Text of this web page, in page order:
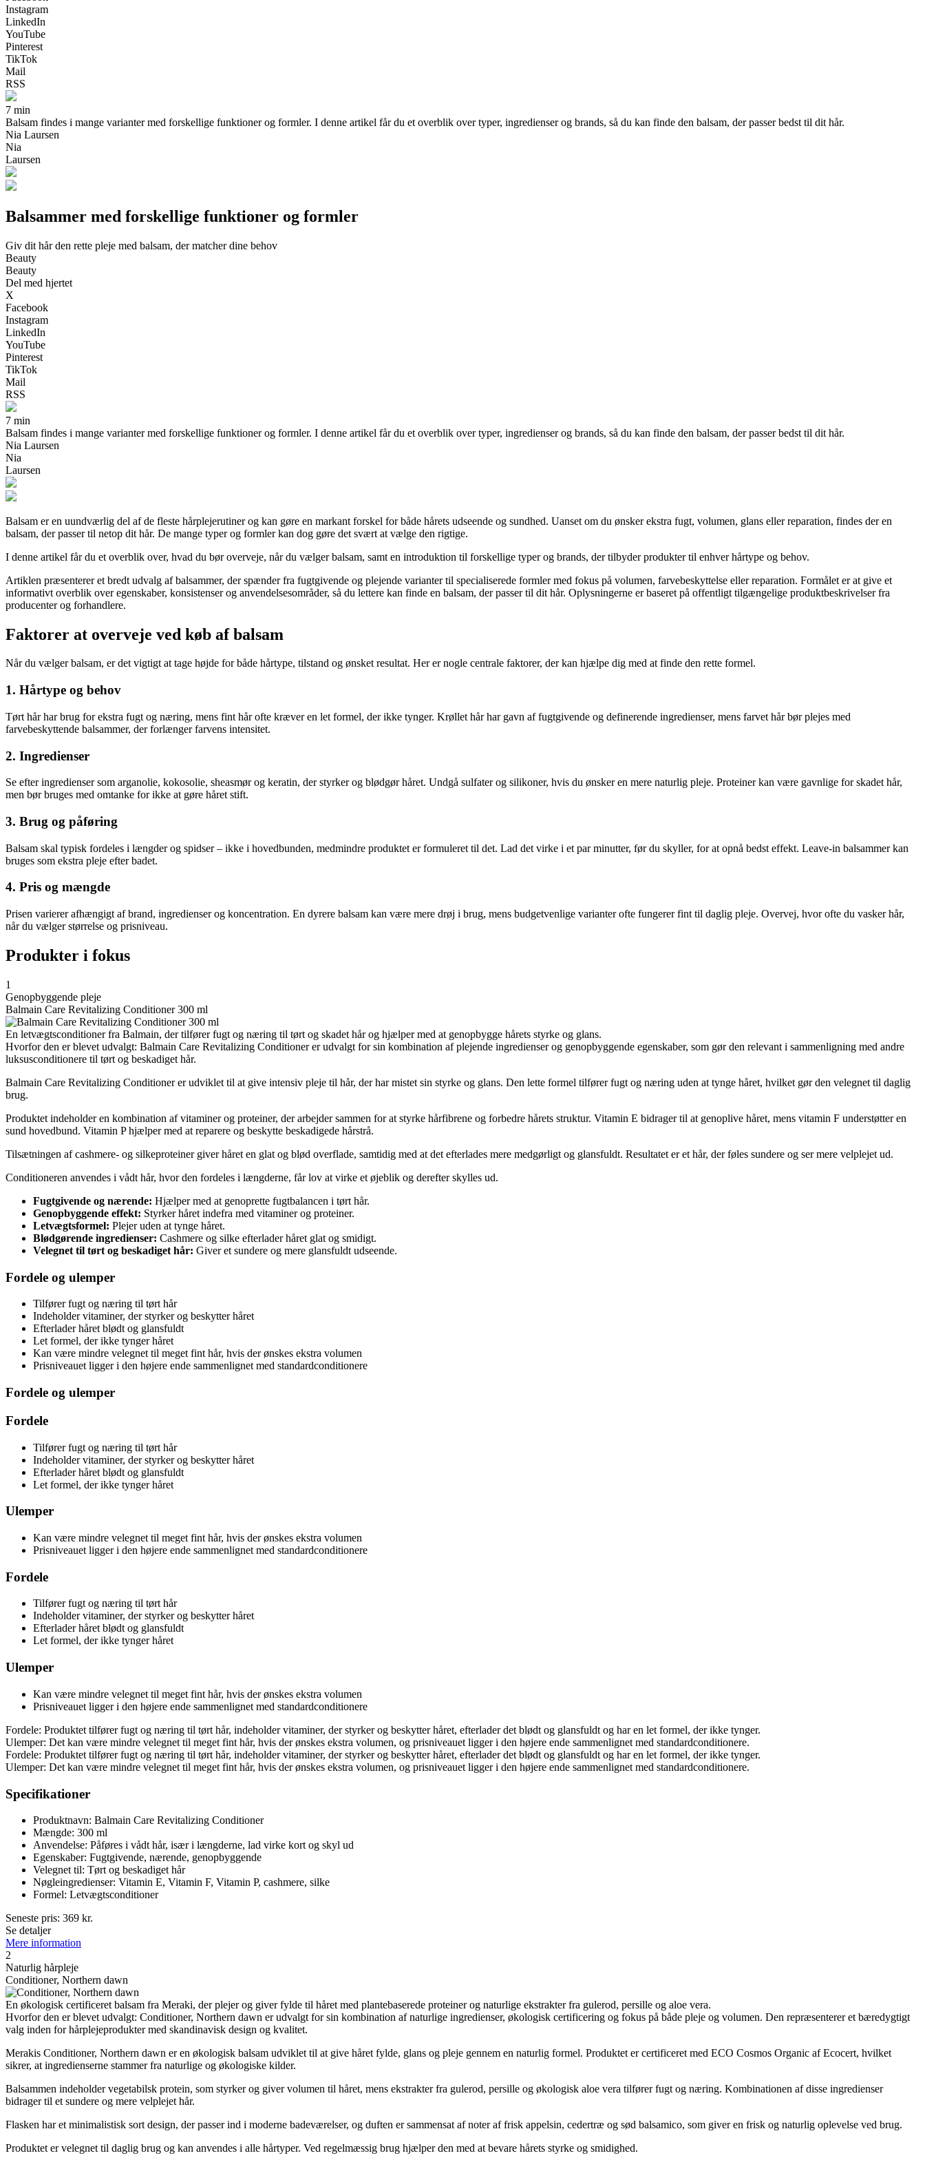
Instagram
LinkedIn
YouTube
Pinterest
TikTok
Mail
RSS
7 min
Balsam findes i mange varianter med forskellige funktioner og formler. I denne artikel får du et overblik over typer, ingredienser og brands, så du kan finde den balsam, der passer bedst til dit hår.
Nia Laursen
Nia
Laursen
Balsammer med forskellige funktioner og formler
Giv dit hår den rette pleje med balsam, der matcher dine behov
Beauty
Beauty
Del med hjertet
X
Facebook
Instagram
LinkedIn
YouTube
Pinterest
TikTok
Mail
RSS
7 min
Balsam findes i mange varianter med forskellige funktioner og formler. I denne artikel får du et overblik over typer, ingredienser og brands, så du kan finde den balsam, der passer bedst til dit hår.
Nia Laursen
Nia
Laursen
Balsam er en uundværlig del af de fleste hårplejerutiner og kan gøre en markant forskel for både hårets udseende og sundhed. Uanset om du ønsker ekstra fugt, volumen, glans eller reparation, findes der en
balsam, der passer til netop dit hår. De mange typer og formler kan dog gøre det svært at vælge den rigtige.
I denne artikel får du et overblik over, hvad du bør overveje, når du vælger balsam, samt en introduktion til forskellige typer og brands, der tilbyder produkter til enhver hårtype og behov.
Artiklen præsenterer et bredt udvalg af balsammer, der spænder fra fugtgivende og plejende varianter til specialiserede formler med fokus på volumen, farvebeskyttelse eller reparation. Formålet er at give et
informativt overblik over egenskaber, konsistenser og anvendelsesområder, så du lettere kan finde en balsam, der passer til dit hår. Oplysningerne er baseret på offentligt tilgængelige produktbeskrivelser fra
producenter og forhandlere.
Faktorer at overveje ved køb af balsam
Når du vælger balsam, er det vigtigt at tage højde for både hårtype, tilstand og ønsket resultat. Her er nogle centrale faktorer, der kan hjælpe dig med at finde den rette formel.
1. Hårtype og behov
Tørt hår har brug for ekstra fugt og næring, mens fint hår ofte kræver en let formel, der ikke tynger. Krøllet hår har gavn af fugtgivende og definerende ingredienser, mens farvet hår bør plejes med
farvebeskyttende balsammer, der forlænger farvens intensitet.
2. Ingredienser
Se efter ingredienser som arganolie, kokosolie, sheasmør og keratin, der styrker og blødgør håret. Undgå sulfater og silikoner, hvis du ønsker en mere naturlig pleje. Proteiner kan være gavnlige for skadet hår,
men bør bruges med omtanke for ikke at gøre håret stift.
3. Brug og påføring
Balsam skal typisk fordeles i længder og spidser – ikke i hovedbunden, medmindre produktet er formuleret til det. Lad det virke i et par minutter, før du skyller, for at opnå bedst effekt. Leave-in balsammer kan
bruges som ekstra pleje efter badet.
4. Pris og mængde
Prisen varierer afhængigt af brand, ingredienser og koncentration. En dyrere balsam kan være mere drøj i brug, mens budgetvenlige varianter ofte fungerer fint til daglig pleje. Overvej, hvor ofte du vasker hår,
når du vælger størrelse og prisniveau.
Produkter i fokus
1
Genopbyggende pleje
Balmain Care Revitalizing Conditioner 300 ml
En letvægtsconditioner fra Balmain, der tilfører fugt og næring til tørt og skadet hår og hjælper med at genopbygge hårets styrke og glans.
Hvorfor den er blevet udvalgt: Balmain Care Revitalizing Conditioner er udvalgt for sin kombination af plejende ingredienser og genopbyggende egenskaber, som gør den relevant i sammenligning med andre
luksusconditionere til tørt og beskadiget hår.
Balmain Care Revitalizing Conditioner er udviklet til at give intensiv pleje til hår, der har mistet sin styrke og glans. Den lette formel tilfører fugt og næring uden at tynge håret, hvilket gør den velegnet til daglig
brug.
Produktet indeholder en kombination af vitaminer og proteiner, der arbejder sammen for at styrke hårfibrene og forbedre hårets struktur. Vitamin E bidrager til at genoplive håret, mens vitamin F understøtter en
sund hovedbund. Vitamin P hjælper med at reparere og beskytte beskadigede hårstrå.
Tilsætningen af cashmere- og silkeproteiner giver håret en glat og blød overflade, samtidig med at det efterlades mere medgørligt og glansfuldt. Resultatet er et hår, der føles sundere og ser mere velplejet ud.
Conditioneren anvendes i vådt hår, hvor den fordeles i længderne, får lov at virke et øjeblik og derefter skylles ud.
Fugtgivende og nærende: Hjælper med at genoprette fugtbalancen i tørt hår.
Genopbyggende effekt: Styrker håret indefra med vitaminer og proteiner.
Letvægtsformel: Plejer uden at tynge håret.
Blødgørende ingredienser: Cashmere og silke efterlader håret glat og smidigt.
Velegnet til tørt og beskadiget hår: Giver et sundere og mere glansfuldt udseende.
Fordele og ulemper
Tilfører fugt og næring til tørt hår
Indeholder vitaminer, der styrker og beskytter håret
Efterlader håret blødt og glansfuldt
Let formel, der ikke tynger håret
Kan være mindre velegnet til meget fint hår, hvis der ønskes ekstra volumen
Prisniveauet ligger i den højere ende sammenlignet med standardconditionere
Fordele og ulemper
Fordele
Tilfører fugt og næring til tørt hår
Indeholder vitaminer, der styrker og beskytter håret
Efterlader håret blødt og glansfuldt
Let formel, der ikke tynger håret
Ulemper
Kan være mindre velegnet til meget fint hår, hvis der ønskes ekstra volumen
Prisniveauet ligger i den højere ende sammenlignet med standardconditionere
Fordele
Tilfører fugt og næring til tørt hår
Indeholder vitaminer, der styrker og beskytter håret
Efterlader håret blødt og glansfuldt
Let formel, der ikke tynger håret
Ulemper
Kan være mindre velegnet til meget fint hår, hvis der ønskes ekstra volumen
Prisniveauet ligger i den højere ende sammenlignet med standardconditionere
Fordele: Produktet tilfører fugt og næring til tørt hår, indeholder vitaminer, der styrker og beskytter håret, efterlader det blødt og glansfuldt og har en let formel, der ikke tynger.
Ulemper: Det kan være mindre velegnet til meget fint hår, hvis der ønskes ekstra volumen, og prisniveauet ligger i den højere ende sammenlignet med standardconditionere.
Fordele: Produktet tilfører fugt og næring til tørt hår, indeholder vitaminer, der styrker og beskytter håret, efterlader det blødt og glansfuldt og har en let formel, der ikke tynger.
Ulemper: Det kan være mindre velegnet til meget fint hår, hvis der ønskes ekstra volumen, og prisniveauet ligger i den højere ende sammenlignet med standardconditionere.
Specifikationer
Produktnavn: Balmain Care Revitalizing Conditioner
Mængde: 300 ml
Anvendelse: Påføres i vådt hår, især i længderne, lad virke kort og skyl ud
Egenskaber: Fugtgivende, nærende, genopbyggende
Velegnet til: Tørt og beskadiget hår
Nøgleingredienser: Vitamin E, Vitamin F, Vitamin P, cashmere, silke
Formel: Letvægtsconditioner
Seneste pris: 369 kr.
Se detaljer
Mere information
2
Naturlig hårpleje
Conditioner, Northern dawn
En økologisk certificeret balsam fra Meraki, der plejer og giver fylde til håret med plantebaserede proteiner og naturlige ekstrakter fra gulerod, persille og aloe vera.
Hvorfor den er blevet udvalgt: Conditioner, Northern dawn er udvalgt for sin kombination af naturlige ingredienser, økologisk certificering og fokus på både pleje og volumen. Den repræsenterer et bæredygtigt
valg inden for hårplejeprodukter med skandinavisk design og kvalitet.
Merakis Conditioner, Northern dawn er en økologisk balsam udviklet til at give håret fylde, glans og pleje gennem en naturlig formel. Produktet er certificeret med ECO Cosmos Organic af Ecocert, hvilket
sikrer, at ingredienserne stammer fra naturlige og økologiske kilder.
Balsammen indeholder vegetabilsk protein, som styrker og giver volumen til håret, mens ekstrakter fra gulerod, persille og økologisk aloe vera tilfører fugt og næring. Kombinationen af disse ingredienser
bidrager til et sundere og mere velplejet hår.
Flasken har et minimalistisk sort design, der passer ind i moderne badeværelser, og duften er sammensat af noter af frisk appelsin, cedertræ og sød balsamico, som giver en frisk og naturlig oplevelse ved brug.
Produktet er velegnet til daglig brug og kan anvendes i alle hårtyper. Ved regelmæssig brug hjælper den med at bevare hårets styrke og smidighed.